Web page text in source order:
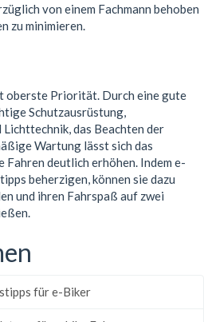
von einem Fachmann behoben
zu minimieren.
oberste Priorität. Durch eine gute
Schutzausrüstung,
das Beachten der
Wartung lässt sich das
Fahren deutlich erhöhen. Indem e-
beherzigen, können sie dazu
und ihren Fahrspaß auf zwei
für e-Biker